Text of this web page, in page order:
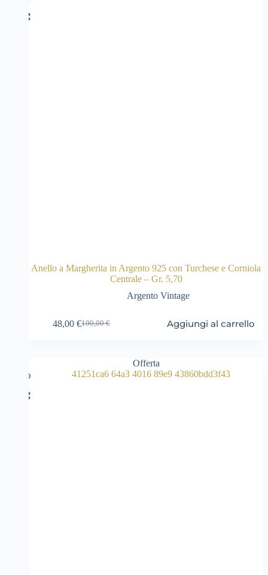
Anello a Margherita in Argento 925 con Turchese e Corniola
Centrale – Gr. 5,70
Argento Vintage
100,00€
Il
100,00 €.
48,00 €Il
48,00 €.
Aggiungi al carrello
Offerta